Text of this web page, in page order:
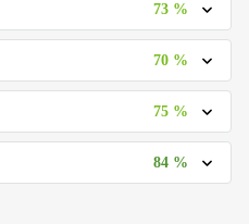
73 %
70 %
75 %
84 %